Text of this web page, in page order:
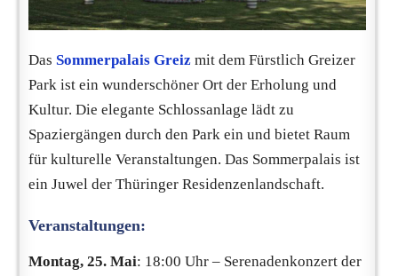
Das Sommerpalais Greiz mit dem Fürstlich Greizer
Park ist ein wunderschöner Ort der Erholung und
Kultur. Die elegante Schlossanlage lädt zu
Spaziergängen durch den Park ein und bietet Raum
für kulturelle Veranstaltungen. Das Sommerpalais ist
ein Juwel der Thüringer Residenzenlandschaft.
Veranstaltungen:
Montag, 25. Mai: 18:00 Uhr – Serenadenkonzert der